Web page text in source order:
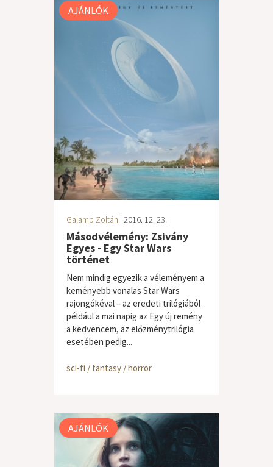
AJÁNLÓK
Galamb Zoltán | 2016. 12. 23.
Másodvélemény: Zsivány
Egyes - Egy Star Wars
történet
Nem mindig egyezik a véleményem a
keményebb vonalas Star Wars
rajongókéval – az eredeti trilógiából
például a mai napig az Egy új remény
a kedvencem, az előzménytrilógia
esetében pedig...
sci-fi / fantasy / horror
AJÁNLÓK